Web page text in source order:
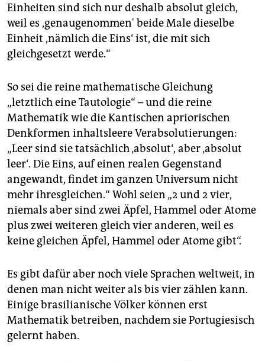
Einheiten sind sich nur deshalb absolut gleich,
weil es ,genaugenommen' beide Male dieselbe
Einheit ,nämlich die Eins‘ ist, die mit sich
gleichgesetzt werde.“
So sei die reine mathematische Gleichung
„letztlich eine Tautologie“ – und die reine
Mathematik wie die Kantischen apriorischen
Denkformen inhaltsleere Verabsolutierungen:
„Leer sind sie tatsächlich ‚absolut‘, aber ‚absolut
leer‘. Die Eins, auf einen realen Gegenstand
angewandt, findet im ganzen Universum nicht
mehr ihresgleichen.“ Wohl seien „2 und 2 vier,
niemals aber sind zwei Äpfel, Hammel oder Atome
plus zwei weiteren gleich vier anderen, weil es
keine gleichen Äpfel, Hammel oder Atome gibt“.
Es gibt dafür aber noch viele Sprachen weltweit, in
denen man nicht weiter als bis vier zählen kann.
Einige brasilianische Völker können erst
Mathematik betreiben, nachdem sie Portugiesisch
gelernt haben.